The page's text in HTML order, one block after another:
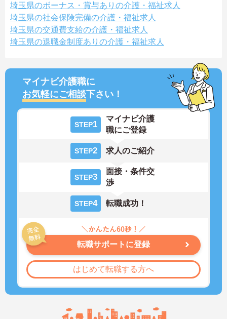
埼玉県のボーナス・賞与ありの介護・福祉求人
埼玉県の社会保険完備の介護・福祉求人
埼玉県の交通費支給の介護・福祉求人
埼玉県の退職金制度ありの介護・福祉求人
マイナビ介護職に
お気軽にご相談下さい！
STEP1
マイナビ介護
職にご登録
STEP2 求人のご紹介
STEP3
面接・条件交
渉
STEP4 転職成功！
転職サポートに登録
はじめて転職する方へ